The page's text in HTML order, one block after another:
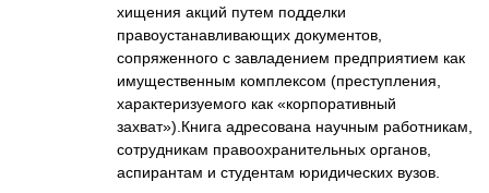
хищения акций путем подделки
правоустанавливающих документов,
сопряженного с завладением предприятием как
имущественным комплексом (преступления,
характеризуемого как «корпоративный
захват»).Книга адресована научным работникам,
сотрудникам правоохранительных органов,
аспирантам и студентам юридических вузов.